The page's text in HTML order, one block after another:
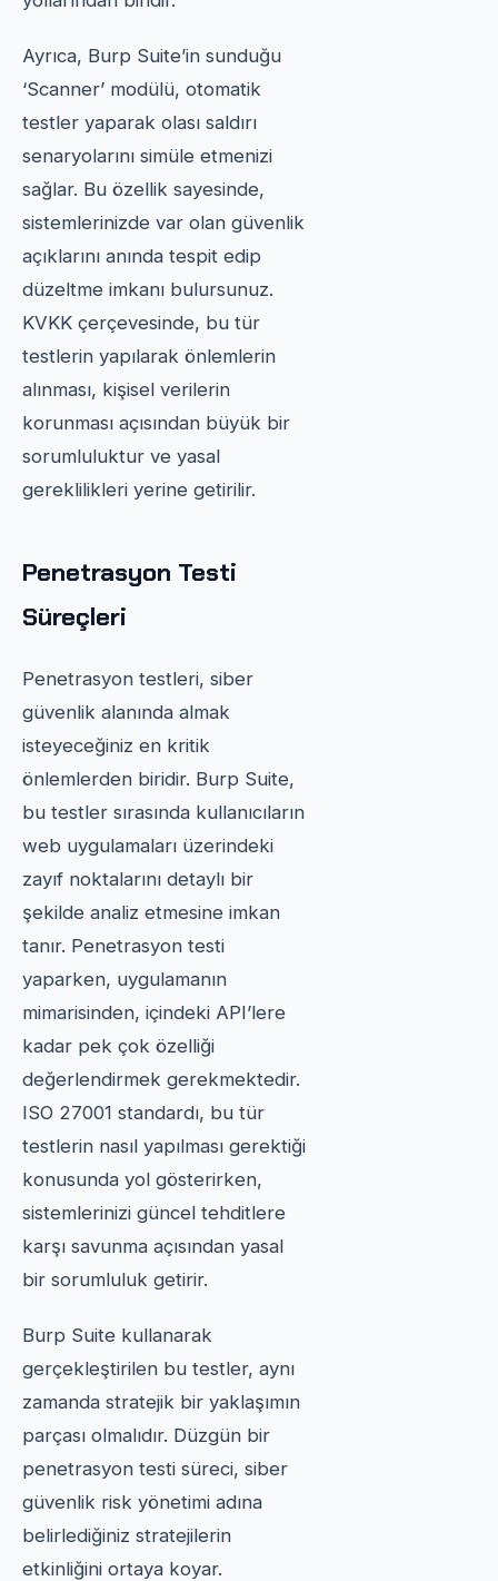
Ayrıca, Burp Suite’in sunduğu
‘Scanner’ modülü, otomatik
testler yaparak olası saldırı
senaryolarını simüle etmenizi
sağlar. Bu özellik sayesinde,
sistemlerinizde var olan güvenlik
açıklarını anında tespit edip
düzeltme imkanı bulursunuz.
KVKK çerçevesinde, bu tür
testlerin yapılarak önlemlerin
alınması, kişisel verilerin
korunması açısından büyük bir
sorumluluktur ve yasal
gereklilikleri yerine getirilir.
Penetrasyon Testi
Süreçleri
Penetrasyon testleri, siber
güvenlik alanında almak
isteyeceğiniz en kritik
önlemlerden biridir. Burp Suite,
bu testler sırasında kullanıcıların
web uygulamaları üzerindeki
zayıf noktalarını detaylı bir
şekilde analiz etmesine imkan
tanır. Penetrasyon testi
yaparken, uygulamanın
mimarisinden, içindeki API’lere
kadar pek çok özelliği
değerlendirmek gerekmektedir.
ISO 27001 standardı, bu tür
testlerin nasıl yapılması gerektiği
konusunda yol gösterirken,
sistemlerinizi güncel tehditlere
karşı savunma açısından yasal
bir sorumluluk getirir.
Burp Suite kullanarak
gerçekleştirilen bu testler, aynı
zamanda stratejik bir yaklaşımın
parçası olmalıdır. Düzgün bir
penetrasyon testi süreci, siber
güvenlik risk yönetimi adına
belirlediğiniz stratejilerin
etkinliğini ortaya koyar.